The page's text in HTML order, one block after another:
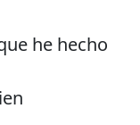
he hecho